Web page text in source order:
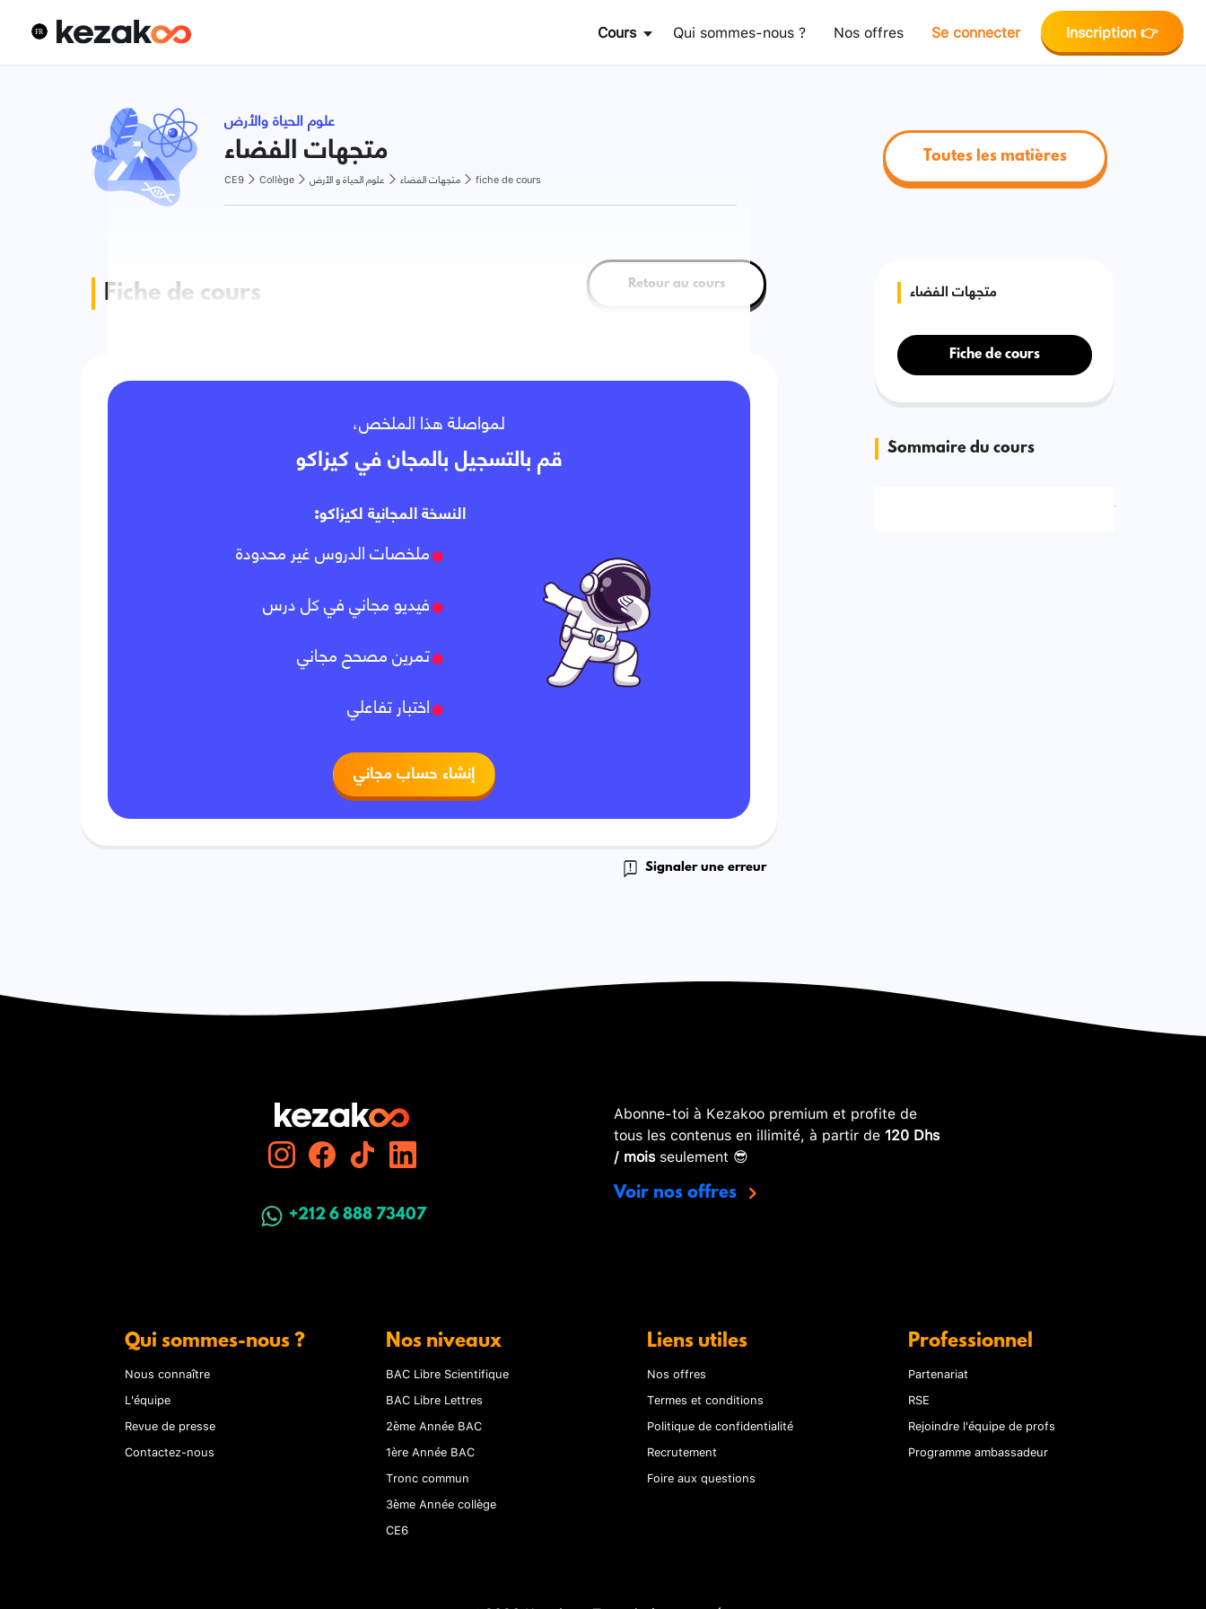
Cours Qui sommes-nous ? Nos offres Se connecter Inscription 👉
علوم الحياة والأرض
متجهات الفضاء
CE9 Collège علوم الحياة و الأرض متجهات الفضاء fiche de cours
Toutes les matières
Fiche de cours Retour au cours
لمواصلة هذا الملخص،
قم بالتسجيل بالمجان في كيزاكو
النسخة المجانية لكيزاكو:
ملخصات الدروس غير محدودة
فيديو مجاني في كل درس
تمرين مصحح مجاني
اختبار تفاعلي
إنشاء حساب مجاني
Signaler une erreur
متجهات الفضاء
Fiche de cours
Sommaire du cours
+212 6 888 73407
Abonne-toi à Kezakoo premium et profite de
tous les contenus en illimité, à partir de 120 Dhs
/ moisseulement 😎
Voir nos offres
Qui sommes-nous ?
Nous connaître
L'équipe
Revue de presse
Contactez-nous
Nos niveaux
BAC Libre Scientifique
BAC Libre Lettres
2ème Année BAC
1ère Année BAC
Tronc commun
3ème Année collège
CE6
Liens utiles
Nos offres
Termes et conditions
Politique de confidentialité
Recrutement
Foire aux questions
Professionnel
Partenariat
RSE
Rejoindre l'équipe de profs
Programme ambassadeur